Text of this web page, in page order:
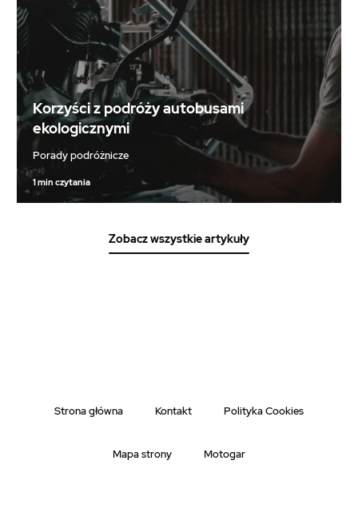
Korzyści z podróży autobusami
ekologicznymi
Porady podróżnicze
1 min czytania
Zobacz wszystkie artykuły
Strona główna Kontakt Polityka Cookies
Mapa strony Motogar